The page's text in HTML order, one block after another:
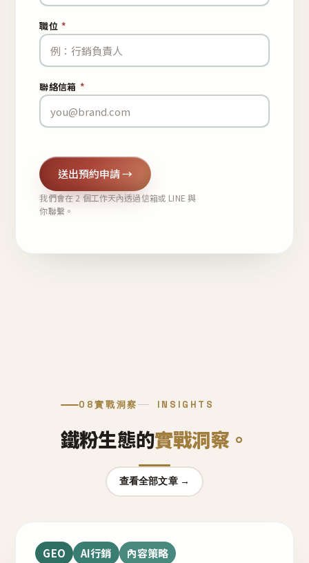
職位 *
聯絡信箱 *
送出預約申請 →
我們會在 2 個工作天內透過信箱或 LINE 與
你聯繫。
08實戰洞察 INSIGHTS
鐵粉生態的實戰洞察。
查看全部文章 →
GEO AI行銷 內容策略